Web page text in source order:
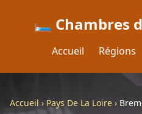
🛏️ Chambres
Accueil Régions
Accueil › Pays De La Loire ›